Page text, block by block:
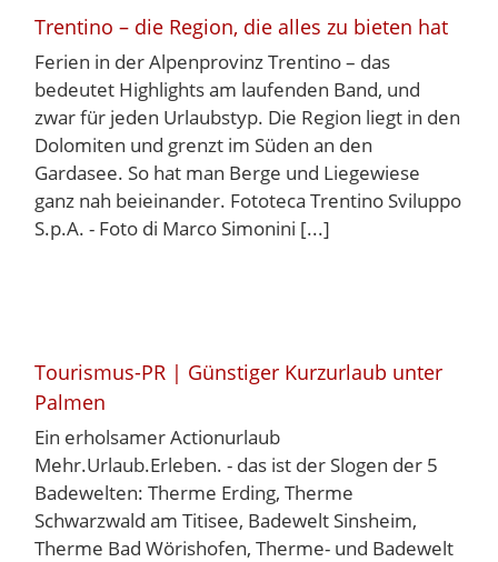
Trentino – die Region, die alles zu bieten hat
Ferien in der Alpenprovinz Trentino – das
bedeutet Highlights am laufenden Band, und
zwar für jeden Urlaubstyp. Die Region liegt in den
Dolomiten und grenzt im Süden an den
Gardasee. So hat man Berge und Liegewiese
ganz nah beieinander. Fototeca Trentino Sviluppo
S.p.A. - Foto di Marco Simonini [...]
Tourismus-PR | Günstiger Kurzurlaub unter
Palmen
Ein erholsamer Actionurlaub
Mehr.Urlaub.Erleben. - das ist der Slogen der 5
Badewelten: Therme Erding, Therme
Schwarzwald am Titisee, Badewelt Sinsheim,
Therme Bad Wörishofen, Therme- und Badewelt